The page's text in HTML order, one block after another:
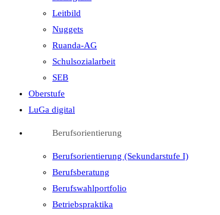
Leitbild
Nuggets
Ruanda-AG
Schulsozialarbeit
SEB
Oberstufe
LuGa digital
Berufsorientierung
Berufsorientierung (Sekundarstufe I)
Berufsberatung
Berufswahlportfolio
Betriebspraktika